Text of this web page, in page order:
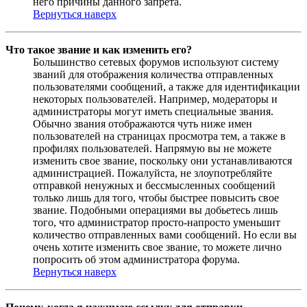
Вернуться наверх
Что такое звание и как изменить его?
Большинство сетевых форумов используют систему
званий для отображения количества отправленных
пользователями сообщений, а также для идентификации
некоторых пользователей. Например, модераторы и
администраторы могут иметь специальные звания.
Обычно звания отображаются чуть ниже имен
пользователей на страницах просмотра тем, а также в
профилях пользователей. Напрямую вы не можете
изменить свое звание, поскольку они устанавливаются
администрацией. Пожалуйста, не злоупотребляйте
отправкой ненужных и бессмысленных сообщений
только лишь для того, чтобы быстрее повысить свое
звание. Подобными операциями вы добьетесь лишь
того, что администратор просто-напросто уменьшит
количество отправленных вами сообщений. Но если вы
очень хотите изменить свое звание, то можете лично
попросить об этом администратора форума.
Вернуться наверх